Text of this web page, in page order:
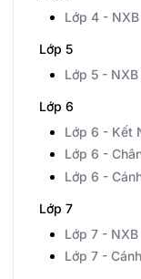
Lớp 4 -
Lớp 5
Lớp 5 -
Lớp 6
Lớp 6 - Kết
Lớp 6 -
Lớp 6 -
Lớp 7
Lớp 7 -
Lớp 7 -